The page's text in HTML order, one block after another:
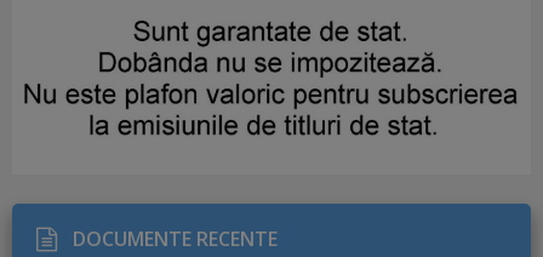
DOCUMENTE RECENTE